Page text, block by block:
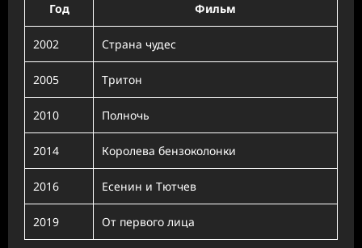
Год Фильм
2002 Страна чудес
2005 Тритон
2010 Полночь
2014 Королева бензоколонки
2016 Есенин и Тютчев
2019 От первого лица